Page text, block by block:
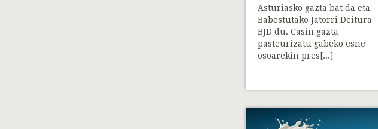
Asturiasko gazta bat da eta
Babestutako Jatorri Deitura
BJD du. Casin gazta
pasteurizatu gabeko esne
osoarekin pres[...]